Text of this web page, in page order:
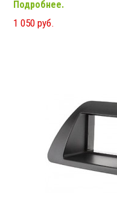
Частотный диапазон:
Сопротивление: 4 Ом
Подробнее.
1 050 руб.